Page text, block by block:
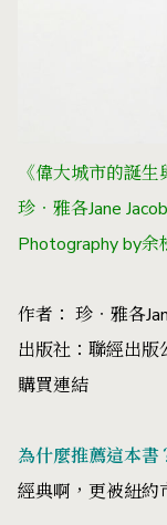
《偉大城市的誕
珍‧雅各Jane
Photography by余
作者： 珍‧雅各
出版社：聯經出版
購買連結
為什麼推薦這本書
經典啊，更被紐約